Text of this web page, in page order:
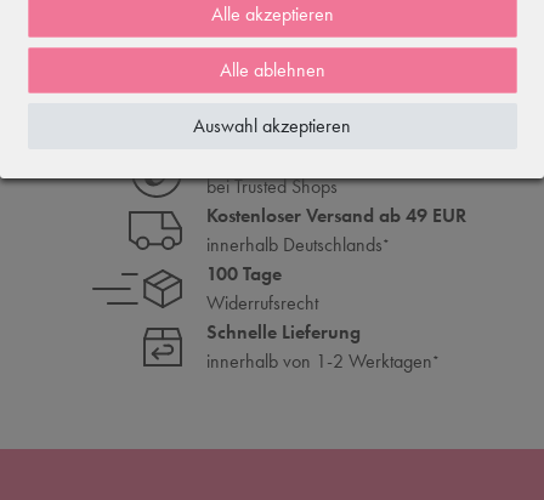
ÄHNLICHE ODER DAZU PASSENDE ARTIKEL
bei Trusted Shops
Kostenloser Versand ab 49 EUR
innerhalb Deutschlands*
100 Tage
Widerrufsrecht
Schnelle Lieferung
innerhalb von 1-2 Werktagen*
Alle akzeptieren
Alle ablehnen
Auswahl akzeptieren